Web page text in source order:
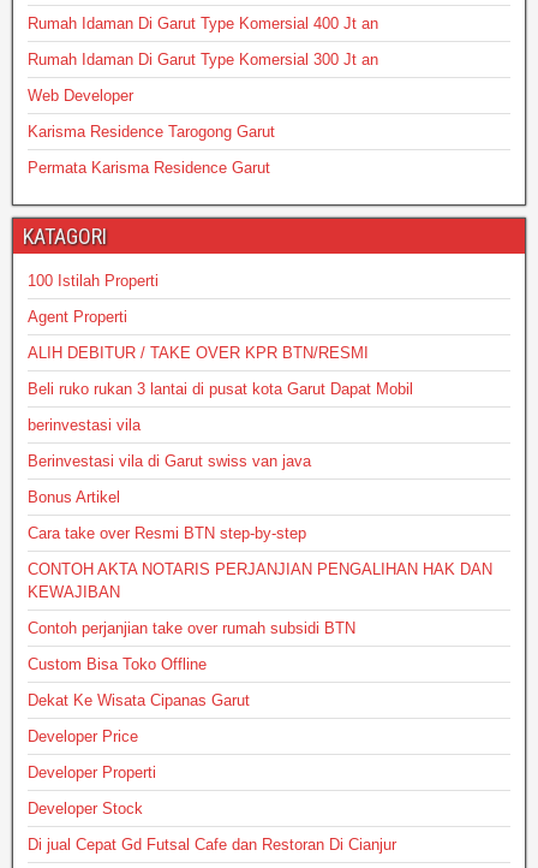
Rumah Idaman Di Garut Type Komersial 400 Jt an
Rumah Idaman Di Garut Type Komersial 300 Jt an
Web Developer
Karisma Residence Tarogong Garut
Permata Karisma Residence Garut
KATAGORI
100 Istilah Properti
Agent Properti
ALIH DEBITUR / TAKE OVER KPR BTN/RESMI
Beli ruko rukan 3 lantai di pusat kota Garut Dapat Mobil
berinvestasi vila
Berinvestasi vila di Garut swiss van java
Bonus Artikel
Cara take over Resmi BTN step-by-step
CONTOH AKTA NOTARIS PERJANJIAN PENGALIHAN HAK DAN
KEWAJIBAN
Contoh perjanjian take over rumah subsidi BTN
Custom Bisa Toko Offline
Dekat Ke Wisata Cipanas Garut
Developer Price
Developer Properti
Developer Stock
Di jual Cepat Gd Futsal Cafe dan Restoran Di Cianjur